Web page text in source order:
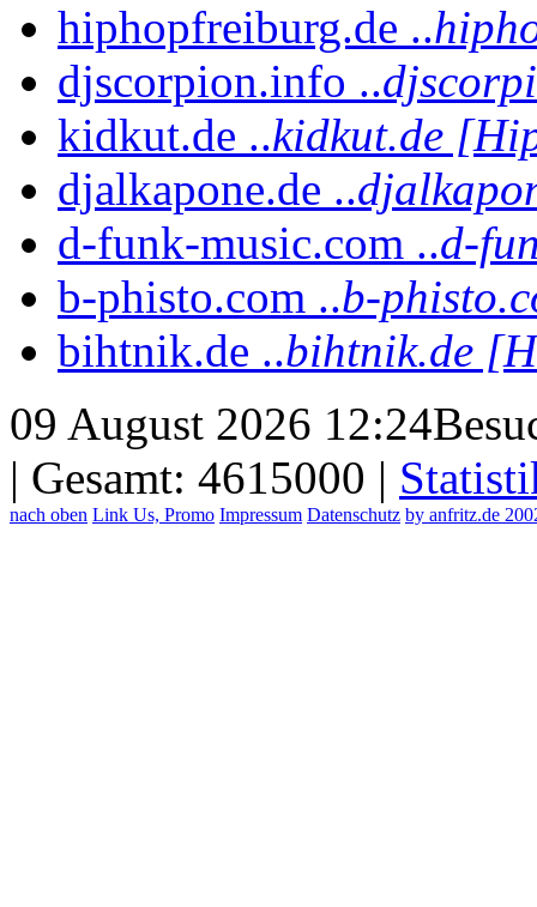
hiphopfreiburg.de ..
djscorpion.info ..
kidkut.de ..kidkut.de
djalkapone.de ..
d-funk-music.com ..d-
b-phisto.com ..b-
bihtnik.de ..bihtnik.de
09 August 2026 12:24
| Gesamt: 4615000 |
nach oben Link Us, Promo Impressum Datenschutz by anfritz.de